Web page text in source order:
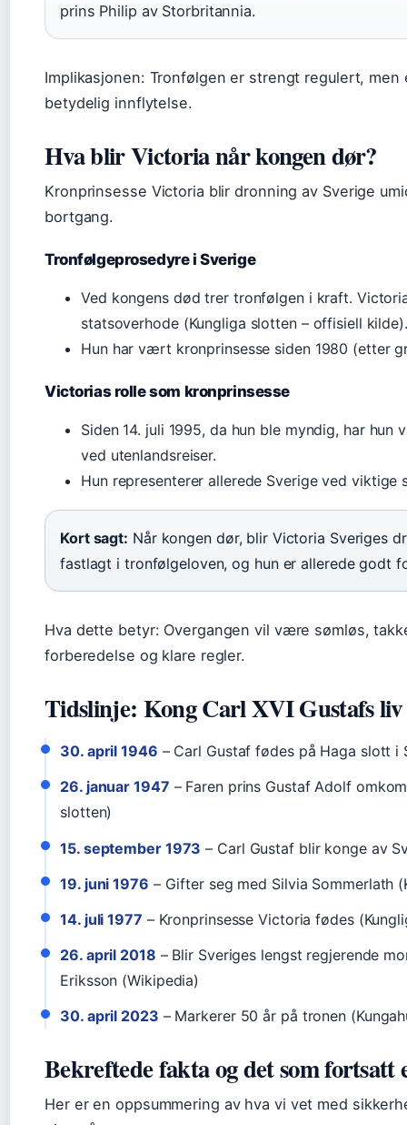
prins Philip av Storbritannia.
Implikasjonen: Tronfølgen er strengt regulert,
betydelig innflytelse.
Hva blir Victoria når kongen dør?
Kronprinsesse Victoria blir dronning av Sverige
bortgang.
Tronfølgeprosedyre i Sverige
Ved kongens død trer tronfølgen i kraft.
statsoverhode (Kungliga slotten – offisiell kilde).
Hun har vært kronprinsesse siden 1980 (etter
Victorias rolle som kronprinsesse
Siden 14. juli 1995, da hun ble myndig, har
ved utenlandsreiser.
Hun representerer allerede Sverige ved viktige
Kort sagt: Når kongen dør, blir Victoria Sveriges
fastlagt i tronfølgeloven, og hun er allerede godt
Hva dette betyr: Overgangen vil være sømløs,
forberedelse og klare regler.
Tidslinje: Kong Carl XVI Gustafs liv
30. april 1946 – Carl Gustaf fødes på Haga slott i
26. januar 1947 – Faren prins Gustaf Adolf
slotten)
15. september 1973 – Carl Gustaf blir konge av
19. juni 1976 – Gifter seg med Silvia Sommerlath
14. juli 1977 – Kronprinsesse Victoria fødes
26. april 2018 – Blir Sveriges lengst regjerende
Eriksson (Wikipedia)
30. april 2023 – Markerer 50 år på tronen
Bekreftede fakta og det som
Her er en oppsummering av hva vi vet med